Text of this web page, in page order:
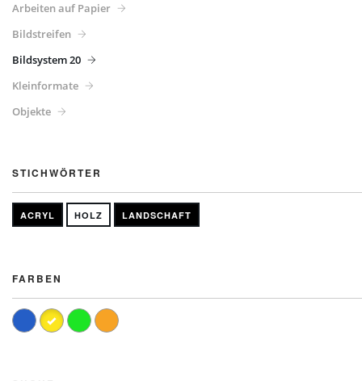
Arbeiten auf Papier
Bildstreifen
Bildsystem 20
Kleinformate
Objekte
STICHWÖRTER
ACRYL HOLZ LANDSCHAFT
FARBEN